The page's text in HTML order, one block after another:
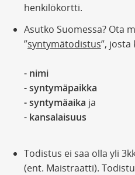
henkilökortti.
Asutko Suomessa? Ota
”syntymätodistus”, josta
- nimi
- syntymäpaikka
- syntymäaika ja
- kansalaisuus
Todistus ei saa olla yli
(ent. Maistraatti).